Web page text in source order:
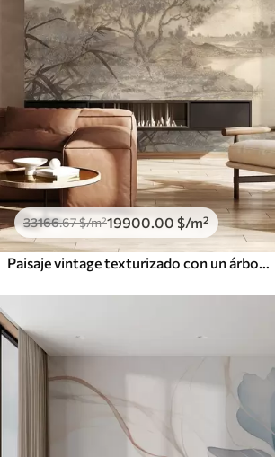
33166.67$/m²19900 .00 $/m²